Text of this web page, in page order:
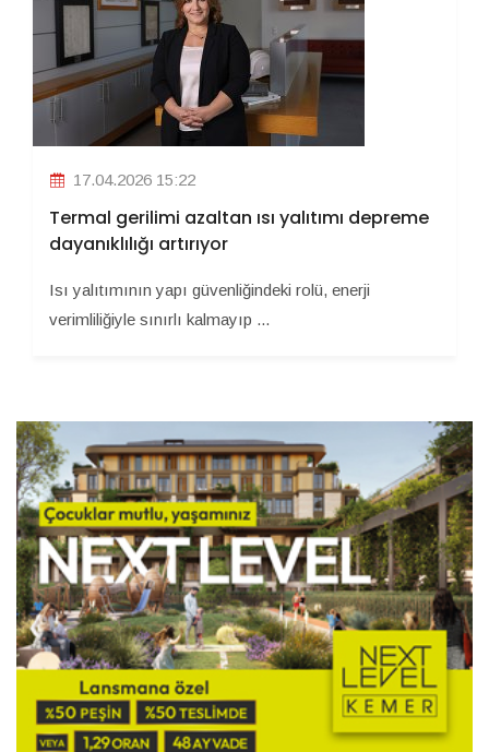
17.04.2026 15:22
Termal gerilimi azaltan ısı yalıtımı depreme
dayanıklılığı artırıyor
Isı yalıtımının yapı güvenliğindeki rolü, enerji
verimliliğiyle sınırlı kalmayıp ...